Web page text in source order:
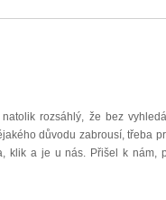
rozsáhlý, že bez
důvodu zabrousí, třeba
klik a je u nás. Přišel k nám,